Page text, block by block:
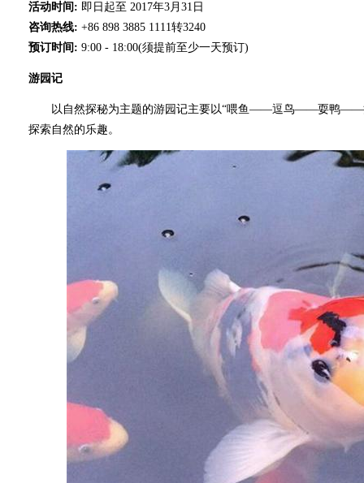
活动时间: 即日起至 2017年3月31日
咨询热线: +86 898 3885 1111转3240
预订时间:9:00 - 18:00(须提前至少一天预订)
游园记
以自然探秘为主题的游园记主要以“喂鱼——逗鸟——耍鸭——
探索自然的乐趣。